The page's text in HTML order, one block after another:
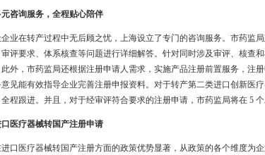
元咨询服务，全程贴心陪伴
企业在转产过程中无后顾之忧，上海设立了专门的咨询服务。市药监
评要求、体系核查等问题进行详细解答。针对同时涉及审评、核查
外，市药监局还根据注册申请人需求，实施产品注册前置服务，注
见能有效指导企业完善注册申报资料。对于转产第二类进口创新医
程跟进。并且，对于经审评符合要求的注册申请，市药监局将在 5
医疗器械转国产注册申请
口医疗器械转国产注册方面的政策优势显著，从政策的各个维度为